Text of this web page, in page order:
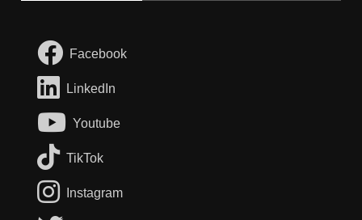
Facebook
LinkedIn
Youtube
TikTok
Instagram